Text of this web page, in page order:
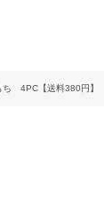
ち 4PC【送料380円】